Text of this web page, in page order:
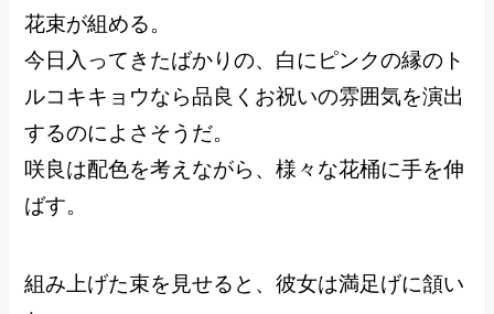
花束が組める。
今日入ってきたばかりの、白にピンクの縁のト
ルコキキョウなら品良くお祝いの雰囲気を演出
するのによさそうだ。
咲良は配色を考えながら、様々な花桶に手を伸
ばす。
組み上げた束を見せると、彼女は満足げに頷い